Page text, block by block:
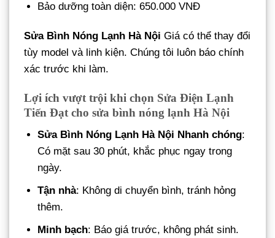
Bảo dưỡng toàn diện: 650.000 VNĐ
Sửa Bình Nóng Lạnh Hà Nội Giá có thể thay đổi
tùy model và linh kiện. Chúng tôi luôn báo chính
xác trước khi làm.
Lợi ích vượt trội khi chọn Sửa Điện Lạnh
Tiến Đạt cho sửa bình nóng lạnh Hà Nội
Sửa Bình Nóng Lạnh Hà Nội Nhanh chóng:
Có mặt sau 30 phút, khắc phục ngay trong
ngày.
Tận nhà: Không di chuyển bình, tránh hỏng
thêm.
Minh bạch: Báo giá trước, không phát sinh.